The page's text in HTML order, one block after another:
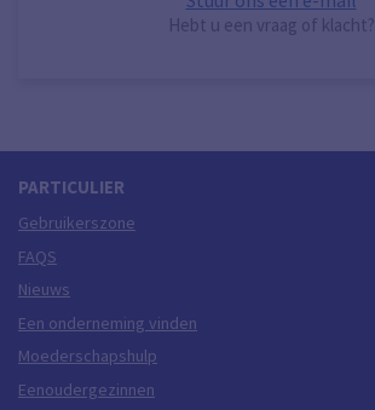
Hebt u een vraag of klacht?
PARTICULIER
Gebruikerszone
FAQS
Nieuws
Een onderneming vinden
Moederschapshulp
Eenoudergezinnen